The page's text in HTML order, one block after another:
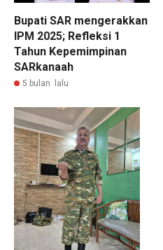
Bupati SAR mengerakkan
IPM 2025; Refleksi 1
Tahun Kepemimpinan
SARkanaah
5 bulan lalu